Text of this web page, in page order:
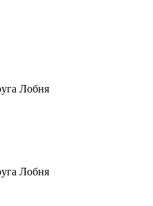
Лобня
Лобня